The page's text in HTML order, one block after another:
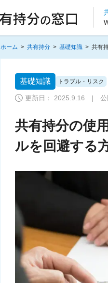
ホーム > 共有持分 > 基礎知識 > 共有
基礎知識 トラブル・リスク
更新日： 2025.9.16 | 公
共有持分の使
ルを回避する